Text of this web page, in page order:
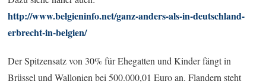
http://www.belgieninfo.net/ganz-anders-als-in-deutschland-
erbrecht-in-belgien/
Der Spitzensatz von 30% für Ehegatten und Kinder fängt in
Brüssel und Wallonien bei 500.000,01 Euro an. Flandern steht